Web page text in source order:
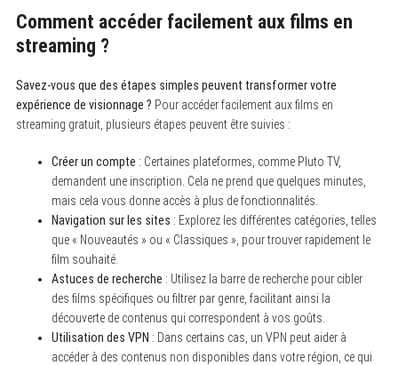
Comment accéder facilement aux films en
streaming ?
Savez-vous que des étapes simples peuvent transformer votre
expérience de visionnage ? Pour accéder facilement aux films en
streaming gratuit, plusieurs étapes peuvent être suivies :
Créer un compte : Certaines plateformes, comme Pluto TV,
demandent une inscription. Cela ne prend que quelques minutes,
mais cela vous donne accès à plus de fonctionnalités.
Navigation sur les sites : Explorez les différentes catégories, telles
que « Nouveautés » ou « Classiques », pour trouver rapidement le
film souhaité.
Astuces de recherche : Utilisez la barre de recherche pour cibler
des films spécifiques ou filtrer par genre, facilitant ainsi la
découverte de contenus qui correspondent à vos goûts.
Utilisation des VPN : Dans certains cas, un VPN peut aider à
accéder à des contenus non disponibles dans votre région, ce qui